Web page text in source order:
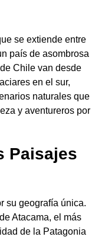
se extiende entre
país de asombrosa
Chile van desde
en el sur,
naturales que
y aventureros por
Paisajes
su geografía única.
Atacama, el más
de la Patagonia